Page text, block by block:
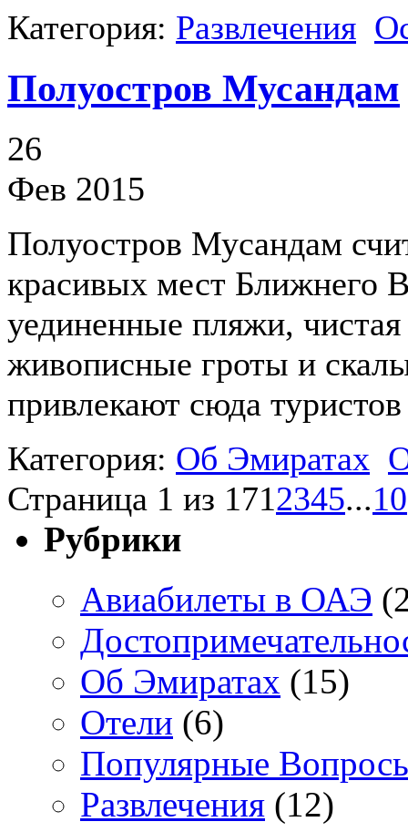
Категория: Развлечения
Полуостров Мусандам
26
Фев 2015
Полуостров Мусандам
красивых мест Ближнего
уединенные пляжи,
живописные гроты и
привлекают сюда
Категория: Об Эмиратах
Страница 1 из 1712345...10
Рубрики
Авиабилеты в ОАЭ
Об Эмиратах (15)
Отели (6)
Популярные
Развлечения (12)